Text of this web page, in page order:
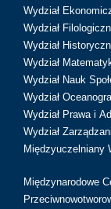
Wydział
Wydział
Wydział
Wydział
Wydział Nauk
Wydział
Wydział Prawa i
Wydział
Międzyuczelniany
Międzynarodowe